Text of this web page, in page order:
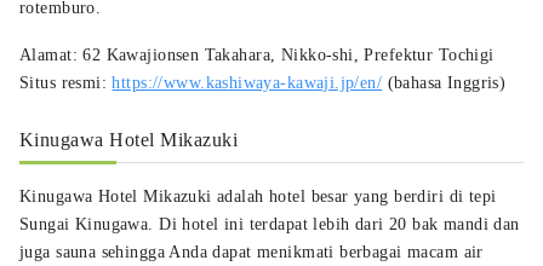
rotemburo.
Alamat: 62 Kawajionsen Takahara, Nikko-shi, Prefektur Tochigi
Situs resmi:https://www.kashiwaya-kawaji.jp/en/ (bahasa Inggris)
Kinugawa Hotel Mikazuki
Kinugawa Hotel Mikazuki adalah hotel besar yang berdiri di tepi
Sungai Kinugawa. Di hotel ini terdapat lebih dari 20 bak mandi dan
juga sauna sehingga Anda dapat menikmati berbagai macam air